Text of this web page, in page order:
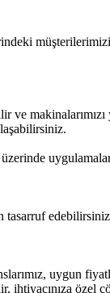
ve
tasarruf
uygun
ihtiyacınıza